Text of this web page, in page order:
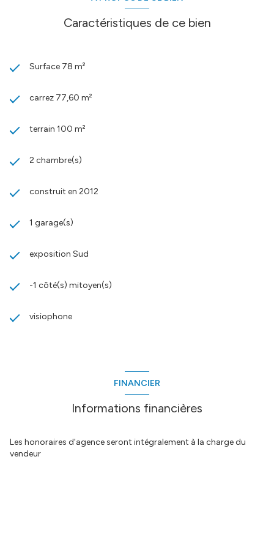
Caractéristiques de ce bien
Surface 78 m²
carrez 77,60 m²
terrain 100 m²
2 chambre(s)
construit en 2012
1 garage(s)
exposition Sud
-1 côté(s) mitoyen(s)
visiophone
FINANCIER
Informations financières
Les honoraires d'agence seront intégralement à la charge du
vendeur